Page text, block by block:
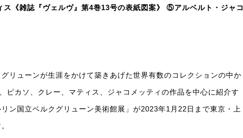
《雑誌『ヴェルヴ』第4巻13号の表紙図案》 ⑤アルベルト・ジャコ
リューンが生涯をかけて築きあげた世界有数のコレクションの中か
ピカソ、クレー、マティス、ジャコメッティの作品を中心に紹介す
ン国立ベルクグリューン美術館展」が2023年1月22日まで東京・上